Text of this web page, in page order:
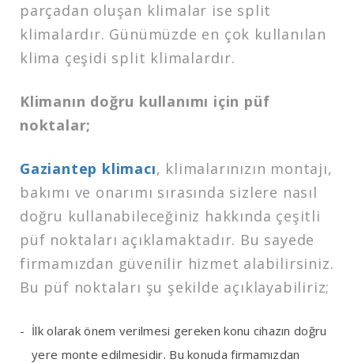
parçadan oluşan klimalar ise split
klimalardır. Günümüzde en çok kullanılan
klima çeşidi split klimalardır.
Klimanın doğru kullanımı için püf
noktalar;
Gaziantep klimacı, klimalarınızın montajı,
bakımı ve onarımı sırasında sizlere nasıl
doğru kullanabileceğiniz hakkında çeşitli
püf noktaları açıklamaktadır. Bu sayede
firmamızdan güvenilir hizmet alabilirsiniz.
Bu püf noktaları şu şekilde açıklayabiliriz;
İlk olarak önem verilmesi gereken konu cihazın doğru
yere monte edilmesidir. Bu konuda firmamızdan